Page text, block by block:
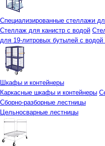
Специализированные стеллажи
Стеллаж для канистр с водой
для 19-литровых бутылей с
Шкафы и контейнеры
Каркасные шкафы и контейнеры
Сборно-разборные лестницы
Цельносварные лестницы